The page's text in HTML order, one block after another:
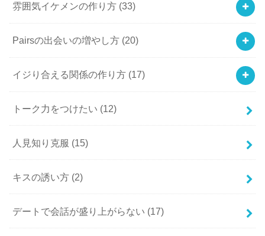
雰囲気イケメンの作り方 (33)
Pairsの出会いの増やし方 (20)
イジり合える関係の作り方 (17)
トーク力をつけたい (12)
人見知り克服 (15)
キスの誘い方 (2)
デートで会話が盛り上がらない (17)